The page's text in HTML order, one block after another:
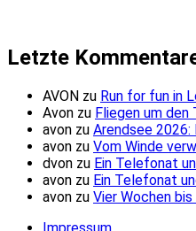
Letzte
AVON zu Run for fun in
Avon zu Fliegen um den
avon zu Arendsee 2026:
avon zu Vom Winde
dvon zu Ein Telefonat
avon zu Ein Telefonat
avon zu Vier Wochen